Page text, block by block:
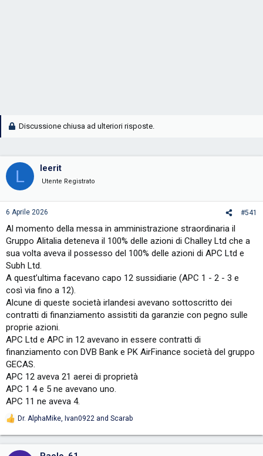
Discussione chiusa ad ulteriori risposte.
L leerit
Utente Registrato
6 Aprile 2026 #541
Al momento della messa in amministrazione straordinaria il
Gruppo Alitalia deteneva il 100% delle azioni di Challey Ltd che a
sua volta aveva il possesso del 100% delle azioni di APC Ltd e
Subh Ltd.
A quest’ultima facevano capo 12 sussidiarie (APC 1 - 2 - 3 e
così via fino a 12).
Alcune di queste società irlandesi avevano sottoscritto dei
contratti di finanziamento assistiti da garanzie con pegno sulle
proprie azioni.
APC Ltd e APC in 12 avevano in essere contratti di
finanziamento con DVB Bank e PK AirFinance società del gruppo
GECAS.
APC 12 aveva 21 aerei di proprietà
APC 1 4 e 5 ne avevano uno.
APC 11 ne aveva 4.
R
Dr. AlphaMike Ivan0922 and Scarab